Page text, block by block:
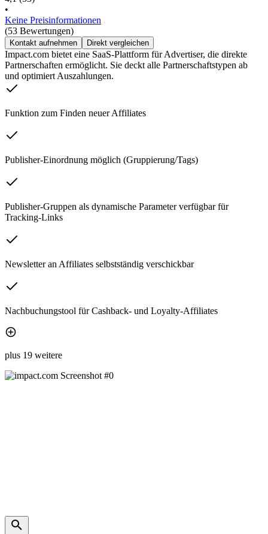
•
Keine Preisinformationen
(53 Bewertungen)
Kontakt aufnehmen Direkt vergleichen
Impact.com bietet eine SaaS-Plattform für Advertiser, die direkte
Partnerschaften ermöglicht. Sie deckt alle Partnerschaftstypen ab
und optimiert Auszahlungen.
Funktion zum Finden neuer Affiliates
Publisher-Einordnung möglich (Gruppierung/Tags)
Publisher-Gruppen als dynamische Parameter verfügbar für
Tracking-Links
Newsletter an Affiliates selbstständig verschickbar
Nachbuchungstool für Cashback- und Loyalty-Affiliates
plus 19 weitere